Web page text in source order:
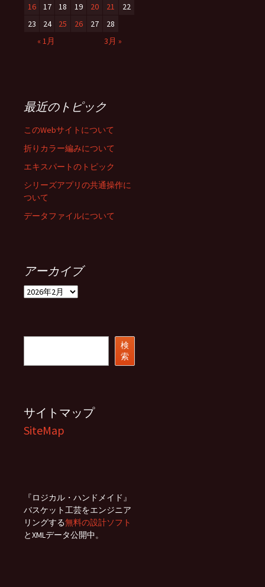
16
17 18 19 20 21
22
23
24 25 26 27
28
« 1月
3月 »
最近のトピック
このWebサイトについて
折りカラー編みについて
エキスパートのトピック
シリーズアプリの共通操作に
ついて
データファイルについて
アーカイブ
ア
ブ
検
索
サイトマップ
SiteMap
『ロジカル・ハンドメイド』
バスケット工芸をエンジニア
リングする無料の設計ソフト
とXMLデータ公開中。